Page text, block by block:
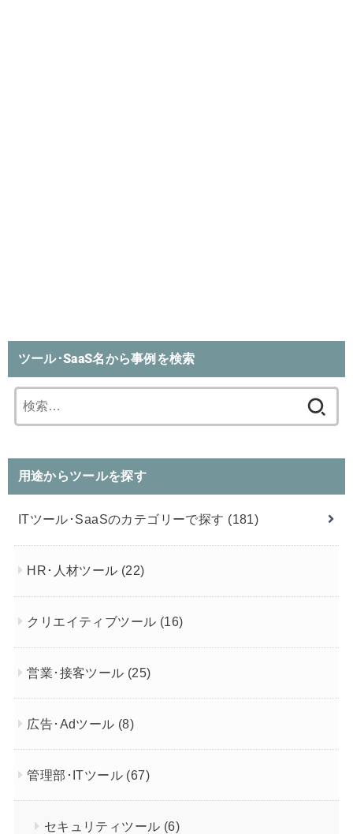
ツール･SaaS名から事例を検索
索:
用途からツールを探す
ITツール･SaaSのカテゴリーで探す (181)
HR･人材ツール (22)
クリエイティブツール (16)
営業･接客ツール (25)
広告･Adツール (8)
管理部･ITツール (67)
セキュリティツール (6)